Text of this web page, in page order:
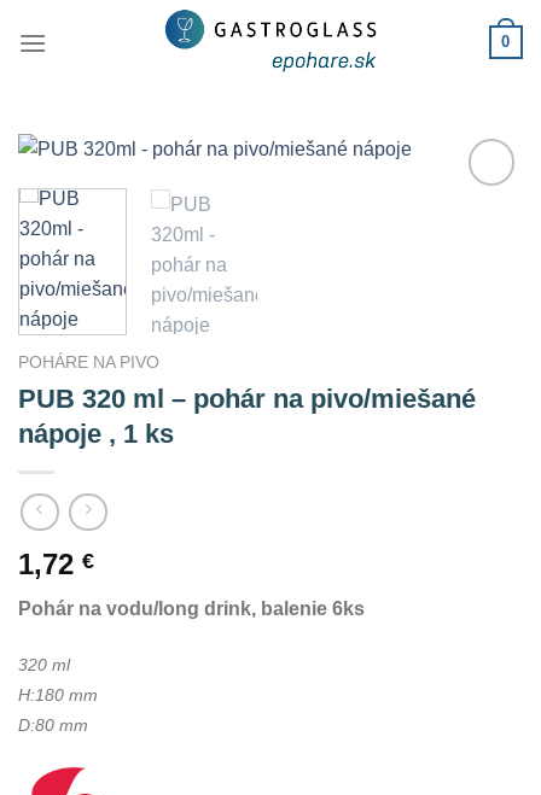
0
POHÁRE NA PIVO
PUB 320 ml – pohár na pivo/miešané
nápoje , 1 ks
1,72 €
Pohár na vodu/long drink, balenie 6ks
320 ml
H:180 mm
D:80 mm